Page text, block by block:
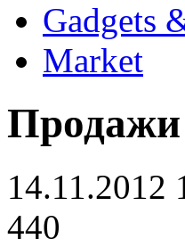
Gadgets
Market
Продажи
14.11.2012
440